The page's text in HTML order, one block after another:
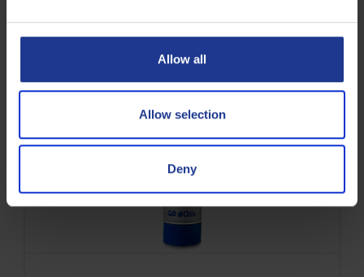
Allow all
Allow selection
Deny
Q8 da Vinci Bio 5
Biologisch abbaubare synthetische Trennflüssigkeit mit
hochgradiger Oberflächengüte
Formen-Trennöle